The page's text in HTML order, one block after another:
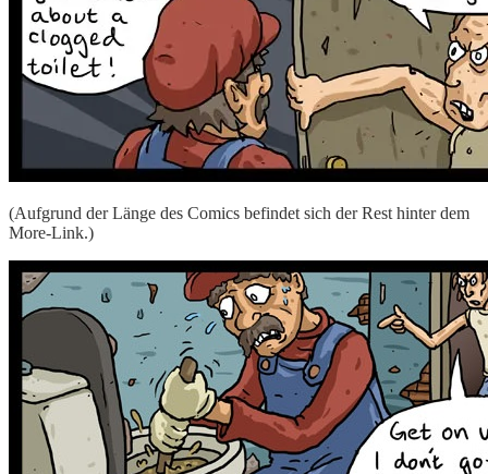
(Aufgrund der Länge des Comics befindet sich der Rest hinter dem
More-Link.)